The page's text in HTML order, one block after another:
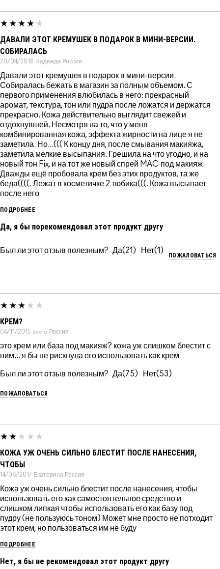
ДАВАЛИ ЭТОТ КРЕМУШЕК В ПОДАРОК В МИНИ-ВЕРСИИ.
СОБИРАЛАСЬ
20/04/2018 Надежда Россия
Давали этот кремушек в подарок в мини-версии.
Собиралась бежать в магазин за полным объемом. С
первого применения влюбилась в него: прекрасный
аромат, текстура, тон или пудра после ложатся и держатся
прекрасно. Кожа действительно выглядит свежей и
отдохнувшей. Несмотря на то, что у меня
комбинированная кожа, эффекта жирности на лице я не
заметила. Но...((( К концу дня, после смывания макияжа,
заметила мелкие высыпания. Грешила на что угодно, и на
новый тон Fix, и на тот же новый спрей MAC под макияж.
Дважды ещё пробовала крем без этих продуктов, та же
беда((((. Лежат в косметичке 2 тюбика(((. Кожа высыпает
после него
ПОДРОБНЕЕ
Да, я бы порекомендовал этот продукт другу
Был ли этот отзыв полезным? 21 1
ПОЖАЛОВАТЬСЯ
КРЕМ?
04/11/2015 sveta Россия
это крем или база под макияж? кожа уж слишком блестит с
ним... я бы не рискнула его использовать как крем
Был ли этот отзыв полезным? 75 53
ПОЖАЛОВАТЬСЯ
КОЖА УЖ ОЧЕНЬ СИЛЬНО БЛЕСТИТ ПОСЛЕ НАНЕСЕНИЯ,
ЧТОБЫ
14/06/2017 Екатерина Россия
Кожа уж очень сильно блестит после нанесения, чтобы
использовать его как самостоятельное средство и
слишком липкая чтобы использовать его как базу под
пудру (не пользуюсь тоном) Может мне просто не потходит
этот крем, но пользоваться им не буду
ПОДРОБНЕЕ
Нет, я бы не рекомендовал этот продукт другу